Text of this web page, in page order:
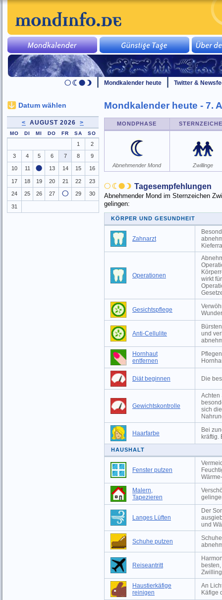
Mondkalender heute Twitter &
Mondkalender heute - 7.
MONDPHASE
Abnehmender Mond Zwillinge
Tagesempfehlungen
Abnehmender Mond im Sternzeichen
gelingen:
KÖRPER UND GESUNDHEIT
Zahnarzt
Operationen
wirkt
Gesichtspflege
Anti-Cellulite
und
Hornhaut
entfernen
Diät beginnen Die
Gewichtskontrolle
Achten
sich
Haarfarbe
Bei
kräftig.
HAUSHALT
Fenster putzen
Malern,
Tapezieren
Langes Lüften
Der
und
Schuhe putzen
Reiseantritt
Haustierkäfige
reinigen
An
Käfige
Datum wählen
< AUGUST 2026 >
MO DI MI DO FR SA SO
1
2
3
4 5 6 7 8 9
10 11 13 14 15 16
17 18 19 20 21 22 23
24 25 26 27 29 30
31